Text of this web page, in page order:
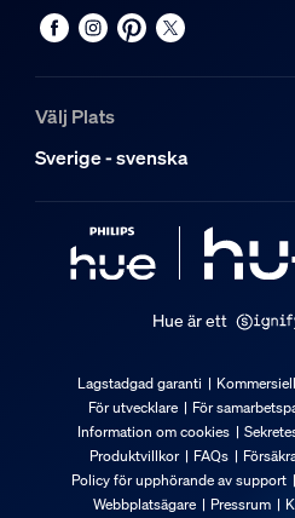
Välj Plats
Sverige - svenska
Hue är ett
Lagstadgad garanti
För utvecklare
För
Information om cookies
Produktvillkor
FAQs
Policy för upphörande av support
Webbplatsägare
Pressrum